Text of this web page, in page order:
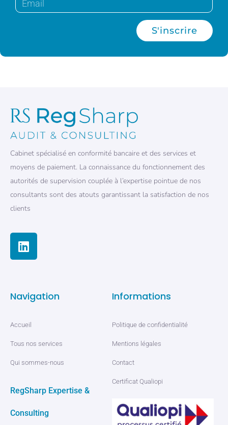
S'inscrire
Cabinet spécialisé en conformité bancaire et des services et
moyens de paiement. La connaissance du fonctionnement des
autorités de supervision couplée à l’expertise pointue de nos
consultants sont des atouts garantissant la satisfaction de nos
clients
Navigation
Accueil
Tous nos services
Qui sommes-nous
RegSharp Expertise &
Consulting
Informations
Politique de confidentialité
Mentions légales
Contact
Certificat Qualiopi